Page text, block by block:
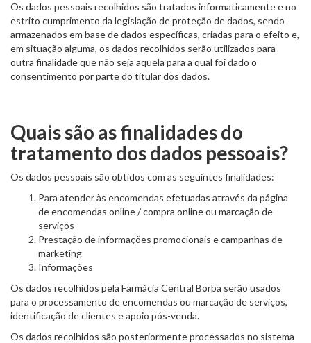
Os dados pessoais recolhidos são tratados informaticamente e no
estrito cumprimento da legislação de proteção de dados, sendo
armazenados em base de dados específicas, criadas para o efeito e,
em situação alguma, os dados recolhidos serão utilizados para
outra finalidade que não seja aquela para a qual foi dado o
consentimento por parte do titular dos dados.
Quais são as finalidades do
tratamento dos dados pessoais?
Os dados pessoais são obtidos com as seguintes finalidades:
Para atender às encomendas efetuadas através da página
de encomendas online / compra online ou marcação de
serviços
Prestação de informações promocionais e campanhas de
marketing
Informações
Os dados recolhidos pela Farmácia Central Borba serão usados
para o processamento de encomendas ou marcação de serviços,
identificação de clientes e apoio pós-venda.
Os dados recolhidos são posteriormente processados no sistema